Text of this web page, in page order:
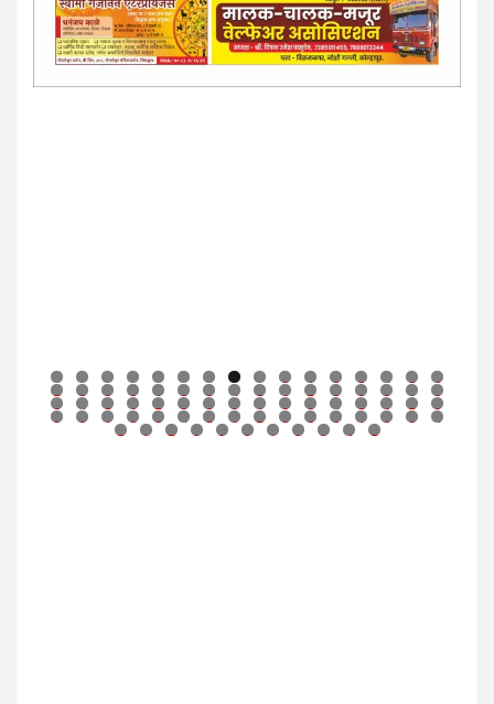
0 1 2 3 4 5 6
7 8 9 0 1 2 3 4 5 6 7 8 9 0 1 2
3 4 5 6 7 8 9 0 1 2 3 4 5 6 7 8
9 0 1 2 3 4 5 6 7 8 9 0 1 2 3 4
5 6 7 8 9 0 1 2 3 4 5